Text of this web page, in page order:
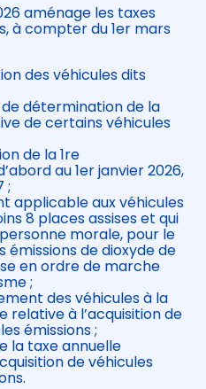
aménage les taxes
à compter du 1er mars
des véhicules dits
détermination de la
de certains véhicules
de la 1re
au 1er janvier 2026,
;
applicable aux véhicules
8 places assises et qui
morale, pour le
émissions de dioxyde de
en ordre de marche
;
des véhicules à la
relative à l’acquisition de
émissions ;
la taxe annuelle
de véhicules